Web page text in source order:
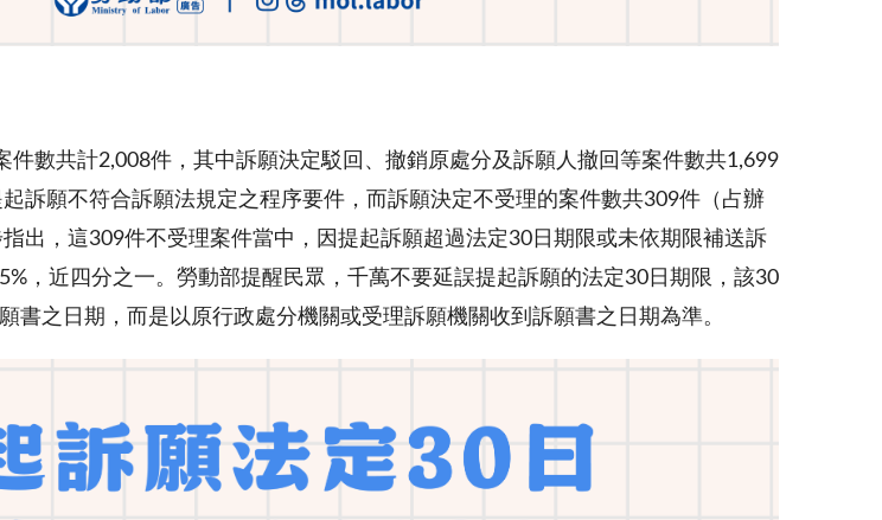
件數共計2,008件，其中訴願決定駁回、撤銷原處分及訴願人撤回等案件數共1,699
訴願不符合訴願法規定之程序要件，而訴願決定不受理的案件數共309件（占辦
出，這309件不受理案件當中，因提起訴願超過法定30日期限或未依期限補送訴
，近四分之一。勞動部提醒民眾，千萬不要延誤提起訴願的法定30日期限，該30
書之日期，而是以原行政處分機關或受理訴願機關收到訴願書之日期為準。